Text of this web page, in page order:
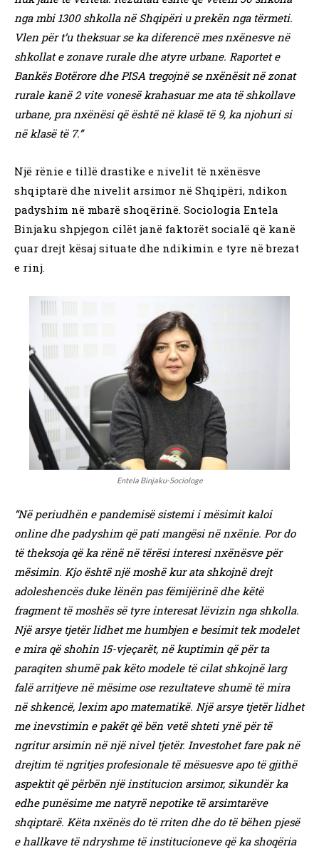
nga mbi 1300 shkolla në Shqipëri u prekën nga tërmeti.
Vlen për t’u theksuar se ka diferencë mes nxënesve në
shkollat e zonave rurale dhe atyre urbane. Raportet e
Bankës Botërore dhe PISA tregojnë se nxënësit në zonat
rurale kanë 2 vite vonesë krahasuar me ata të shkollave
urbane, pra nxënësi që është në klasë të 9, ka njohuri si
në klasë të 7.”
Një rënie e tillë drastike e nivelit të nxënësve
shqiptarë dhe nivelit arsimor në Shqipëri, ndikon
padyshim në mbarë shoqërinë. Sociologia Entela
Binjaku shpjegon cilët janë faktorët socialë që kanë
çuar drejt kësaj situate dhe ndikimin e tyre në brezat
e rinj.
Entela Binjaku-Sociologe
“Në periudhën e pandemisë sistemi i mësimit kaloi
online dhe padyshim që pati mangësi në nxënie. Por do
të theksoja që ka rënë në tërësi interesi nxënësve për
mësimin. Kjo është një moshë kur ata shkojnë drejt
adoleshencës duke lënën pas fëmijërinë dhe këtë
fragment të moshës së tyre interesat lëvizin nga shkolla.
Një arsye tjetër lidhet me humbjen e besimit tek modelet
e mira që shohin 15-vjeçarët, në kuptimin që për ta
paraqiten shumë pak këto modele të cilat shkojnë larg
falë arritjeve në mësime ose rezultateve shumë të mira
në shkencë, lexim apo matematikë. Një arsye tjetër lidhet
me inevstimin e pakët që bën vetë shteti ynë për të
ngritur arsimin në një nivel tjetër. Investohet fare pak në
drejtim të ngritjes profesionale të mësuesve apo të gjithë
aspektit që përbën një institucion arsimor, sikundër ka
edhe punësime me natyrë nepotike të arsimtarëve
shqiptarë. Këta nxënës do të rriten dhe do të bëhen pjesë
e hallkave të ndryshme të institucioneve që ka shoqëria